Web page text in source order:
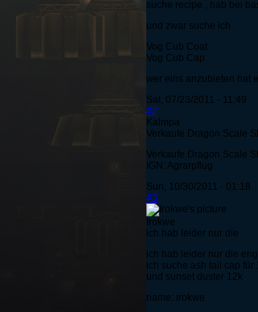
suche recipe , hab bei
und zwar suche ich :
Vog Cub Coat
Vog Cub Cap
wer eins anzubieten hat
Sat, 07/23/2011 - 11:49
#2
Kalmpa
Verkaufe Dragon Scale
Verkaufe Dragon Scale
IGN: Agrarpflug
Sun, 10/30/2011 - 01:18
#3
Irokwe
ich hab leider nur die
ich hab leider nur die
ich suche ash tail cap für
und sunset duster 12k
name: irokwe